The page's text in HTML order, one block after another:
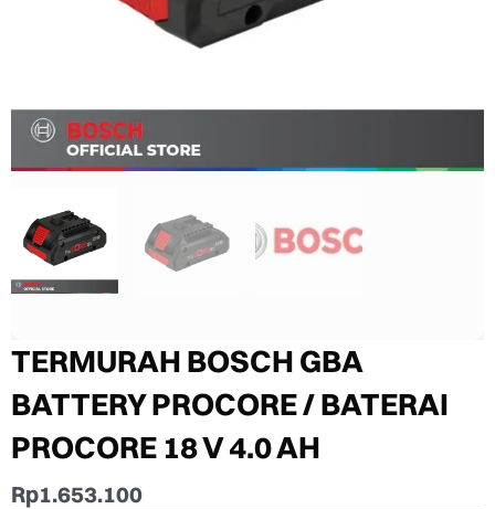
TERMURAH BOSCH GBA
BATTERY PROCORE / BATERAI
PROCORE 18 V 4.0 AH
Rp1.653.100